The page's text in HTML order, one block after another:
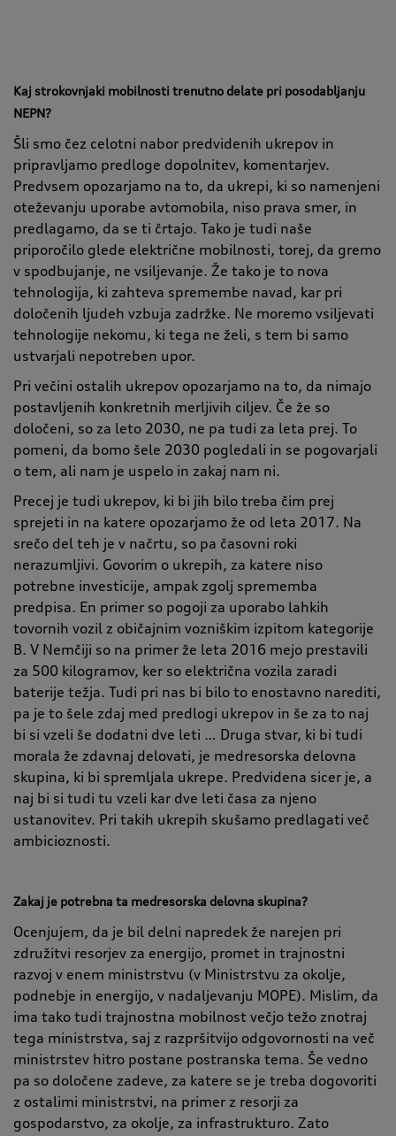
Kaj strokovnjaki mobilnosti trenutno delate pri posodabljanju
NEPN?
Šli smo čez celotni nabor predvidenih ukrepov in
pripravljamo predloge dopolnitev, komentarjev.
Predvsem opozarjamo na to, da ukrepi, ki so namenjeni
oteževanju uporabe avtomobila, niso prava smer, in
predlagamo, da se ti črtajo. Tako je tudi naše
priporočilo glede električne mobilnosti, torej, da gremo
v spodbujanje, ne vsiljevanje. Že tako je to nova
tehnologija, ki zahteva spremembe navad, kar pri
določenih ljudeh vzbuja zadržke. Ne moremo vsiljevati
tehnologije nekomu, ki tega ne želi, s tem bi samo
ustvarjali nepotreben upor.
Pri večini ostalih ukrepov opozarjamo na to, da nimajo
postavljenih konkretnih merljivih ciljev. Če že so
določeni, so za leto 2030, ne pa tudi za leta prej. To
pomeni, da bomo šele 2030 pogledali in se pogovarjali
o tem, ali nam je uspelo in zakaj nam ni.
Precej je tudi ukrepov, ki bi jih bilo treba čim prej
sprejeti in na katere opozarjamo že od leta 2017. Na
srečo del teh je v načrtu, so pa časovni roki
nerazumljivi. Govorim o ukrepih, za katere niso
potrebne investicije, ampak zgolj sprememba
predpisa. En primer so pogoji za uporabo lahkih
tovornih vozil z običajnim vozniškim izpitom kategorije
B. V Nemčiji so na primer že leta 2016 mejo prestavili
za 500 kilogramov, ker so električna vozila zaradi
baterije težja. Tudi pri nas bi bilo to enostavno narediti,
pa je to šele zdaj med predlogi ukrepov in še za to naj
bi si vzeli še dodatni dve leti … Druga stvar, ki bi tudi
morala že zdavnaj delovati, je medresorska delovna
skupina, ki bi spremljala ukrepe. Predvidena sicer je, a
naj bi si tudi tu vzeli kar dve leti časa za njeno
ustanovitev. Pri takih ukrepih skušamo predlagati več
ambicioznosti.
Zakaj je potrebna ta medresorska delovna skupina?
Ocenjujem, da je bil delni napredek že narejen pri
združitvi resorjev za energijo, promet in trajnostni
razvoj v enem ministrstvu (v Ministrstvu za okolje,
podnebje in energijo, v nadaljevanju MOPE). Mislim, da
ima tako tudi trajnostna mobilnost večjo težo znotraj
tega ministrstva, saj z razpršitvijo odgovornosti na več
ministrstev hitro postane postranska tema. Še vedno
pa so določene zadeve, za katere se je treba dogovoriti
z ostalimi ministrstvi, na primer z resorji za
gospodarstvo, za okolje, za infrastrukturo. Zato